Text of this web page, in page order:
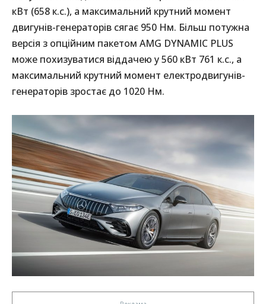
кВт (658 к.с.), а максимальний крутний момент
двигунів-генераторів сягає 950 Нм. Більш потужна
версія з опційним пакетом AMG DYNAMIC PLUS
може похизуватися віддачею у 560 кВт 761 к.с., а
максимальний крутний момент електродвигунів-
генераторів зростає до 1020 Нм.